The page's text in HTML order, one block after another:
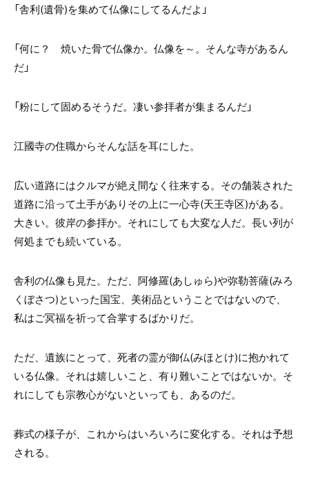
「舎利(遺骨)を集めて仏像にしてるんだよ」
「何に？ 焼いた骨で仏像か。仏像を～。そんな寺があるん
だ」
「粉にして固めるそうだ。凄い参拝者が集まるんだ」
江國寺の住職からそんな話を耳にした。
広い道路にはクルマが絶え間なく往来する。その舗装された
道路に沿って土手がありその上に一心寺(天王寺区)がある。
大きい。彼岸の参拝か。それにしても大変な人だ。長い列が
何処までも続いている。
舎利の仏像も見た。ただ、阿修羅(あしゅら)や弥勒菩薩(みろ
くぼさつ)といった国宝、美術品ということではないので、
私はご冥福を祈って合掌するばかりだ。
ただ、遺族にとって、死者の霊が御仏(みほとけ)に抱かれて
いる仏像。それは嬉しいこと、有り難いことではないか。そ
れにしても宗教心がないといっても、あるのだ。
葬式の様子が、これからはいろいろに変化する。それは予想
される。